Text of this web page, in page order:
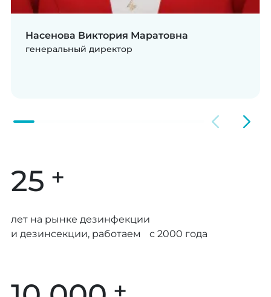
Насенова Виктория Маратовна
генеральный директор
25 +
лет на рынке дезинфекции
и дезинсекции, работаем с 2000 года
+